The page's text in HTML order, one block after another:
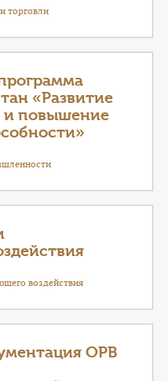
торговли
«Развитие
повышение
воздействия
ОРВ